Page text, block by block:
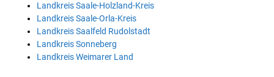
Landkreis Saale-Holzland-Kreis
Landkreis Saale-Orla-Kreis
Landkreis Saalfeld Rudolstadt
Landkreis Sonneberg
Landkreis Weimarer Land